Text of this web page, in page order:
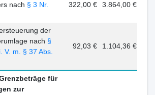
nach § 3 Nr.
322,00 € 3.864,00 €
der
nach §
V. m. § 37 Abs.
92,03 € 1.104,36 €
für
zur